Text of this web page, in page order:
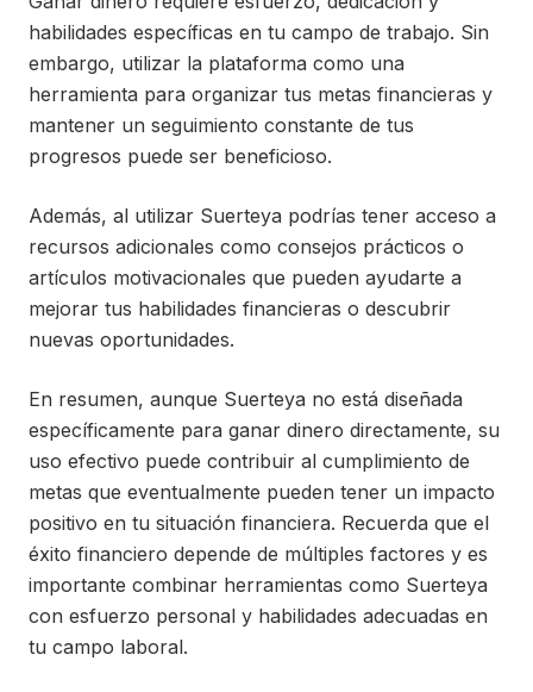
habilidades específicas en tu campo de trabajo. Sin
embargo, utilizar la plataforma como una
herramienta para organizar tus metas financieras y
mantener un seguimiento constante de tus
progresos puede ser beneficioso.
Además, al utilizar Suerteya podrías tener acceso a
recursos adicionales como consejos prácticos o
artículos motivacionales que pueden ayudarte a
mejorar tus habilidades financieras o descubrir
nuevas oportunidades.
En resumen, aunque Suerteya no está diseñada
específicamente para ganar dinero directamente, su
uso efectivo puede contribuir al cumplimiento de
metas que eventualmente pueden tener un impacto
positivo en tu situación financiera. Recuerda que el
éxito financiero depende de múltiples factores y es
importante combinar herramientas como Suerteya
con esfuerzo personal y habilidades adecuadas en
tu campo laboral.